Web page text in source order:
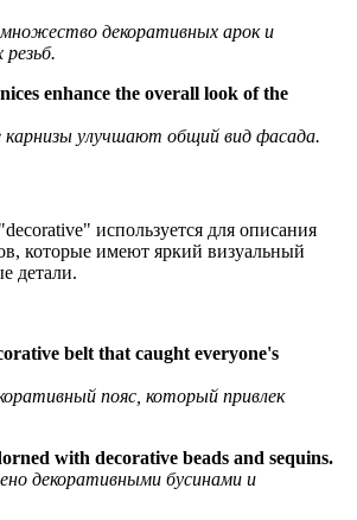
декоративных арок и
enhance the overall look of the
карнизы улучшают общий вид фасада.
используется для описания
которые имеют яркий визуальный
детали.
belt that caught everyone's
пояс, который привлек
with decorative beads and sequins.
декоративными бусинами и